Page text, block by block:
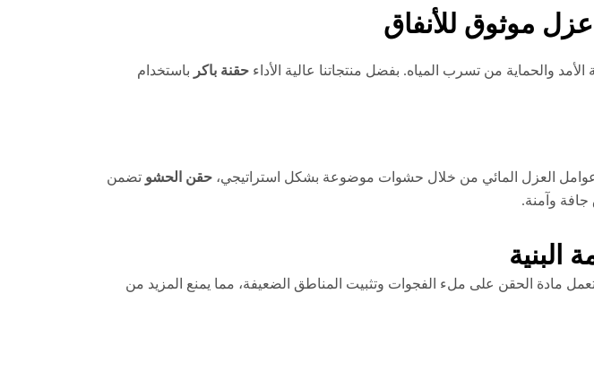
موثوق للأنفاق
والحماية من تسرب المياه. بفضل منتجاتنا عالية الأداء حقنة باكر باستخدام
العزل المائي من خلال حشوات موضوعة بشكل استراتيجي، حقن الحشو تضمن
جافة وآمنة.
مادة الحقن على ملء الفجوات وتثبيت المناطق الضعيفة، مما يمنع المزيد من